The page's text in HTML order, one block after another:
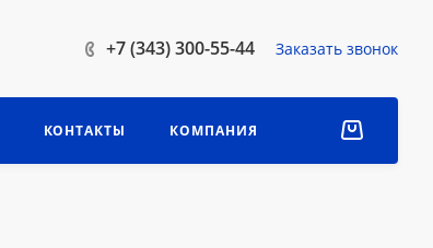
+7 (343) 300-55-44 Заказать звонок
КОНТАКТЫ КОМПАНИЯ